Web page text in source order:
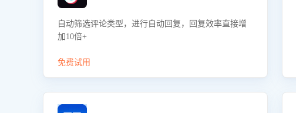
自动筛选评论类型，进行自动回复，回复效率直接增
加10倍+
免费试用